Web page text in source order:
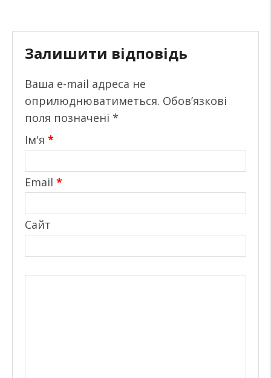
Залишити відповідь
Ваша e-mail адреса не
оприлюднюватиметься. Обов’язкові
поля позначені *
Ім'я *
Email *
Сайт